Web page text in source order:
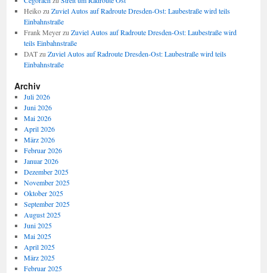
Heikozu Zuviel Autos auf Radroute Dresden-Ost: Laubestraße wird teils
Einbahnstraße
Frank Meyerzu Zuviel Autos auf Radroute Dresden-Ost: Laubestraße wird
teils Einbahnstraße
DATzu Zuviel Autos auf Radroute Dresden-Ost: Laubestraße wird teils
Einbahnstraße
Archiv
Juli 2026
Juni 2026
Mai 2026
April 2026
März 2026
Februar 2026
Januar 2026
Dezember 2025
November 2025
Oktober 2025
September 2025
August 2025
Juni 2025
Mai 2025
April 2025
März 2025
Februar 2025